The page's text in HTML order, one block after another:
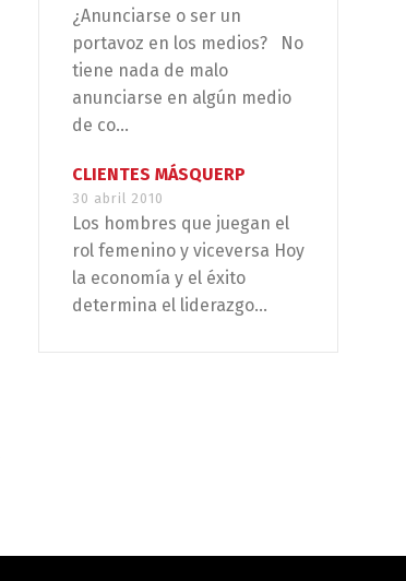
¿Anunciarse o ser un
portavoz en los medios? No
tiene nada de malo
anunciarse en algún medio
de co...
CLIENTES MÁSQUERP
30 abril 2010
Los hombres que juegan el
rol femenino y viceversa Hoy
la economía y el éxito
determina el liderazgo...